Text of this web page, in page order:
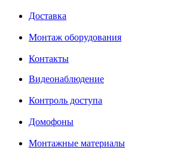
Доставка
Монтаж оборудования
Контакты
Видеонаблюдение
Контроль доступа
Домофоны
Монтажные материалы